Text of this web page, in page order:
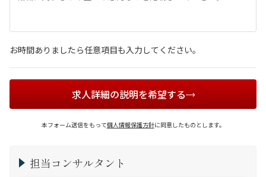
お時間ありましたら任意項目も入力してください。
求人詳細の説明を希望する
本フォーム送信をもって個人情報保護方針に同意したものとします。
担当コンサルタント